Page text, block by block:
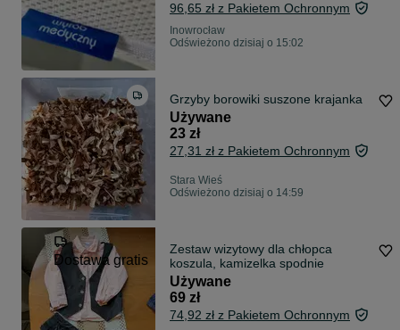
96,65 zł z Pakietem Ochronnym
Inowrocław
Odświeżono dzisiaj o 15:02
Grzyby borowiki suszone krajanka
Używane
23 zł
27,31 zł z Pakietem Ochronnym
Stara Wieś
Odświeżono dzisiaj o 14:59
Dostawa gratis
Zestaw wizytowy dla chłopca
koszula, kamizelka spodnie
Używane
69 zł
74,92 zł z Pakietem Ochronnym